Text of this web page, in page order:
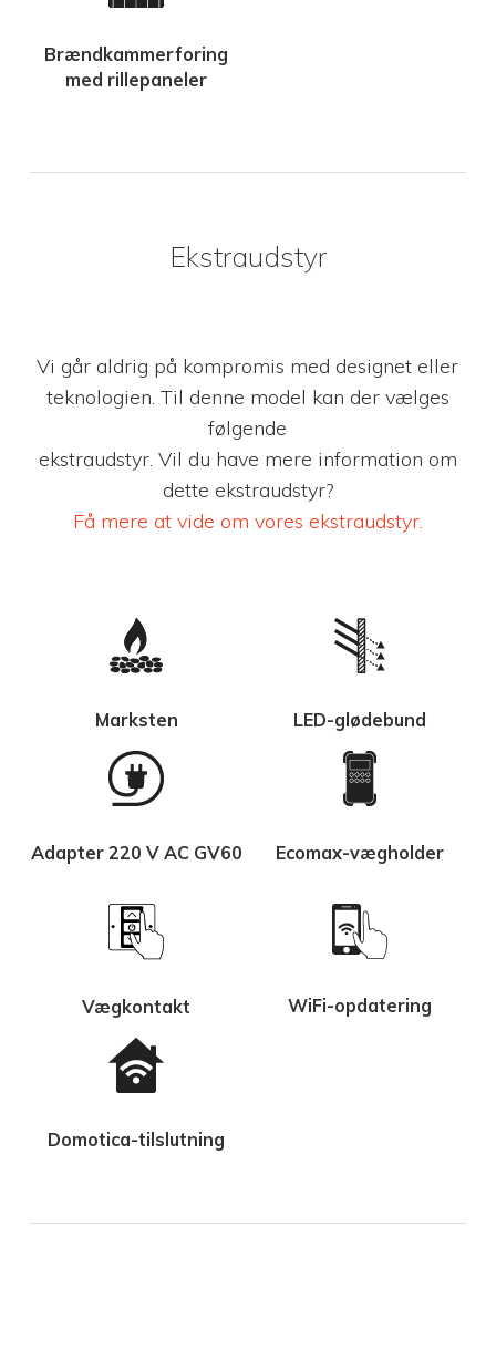
Brændkammerforing
med rillepaneler
Ekstraudstyr
Vi går aldrig på kompromis med designet eller
teknologien. Til denne model kan der vælges
følgende
ekstraudstyr. Vil du have mere information om
dette ekstraudstyr?
Få mere at vide om vores ekstraudstyr.
Marksten LED-glødebund
Adapter 220 V AC GV60 Ecomax-vægholder
Vægkontakt WiFi-opdatering
Domotica-tilslutning